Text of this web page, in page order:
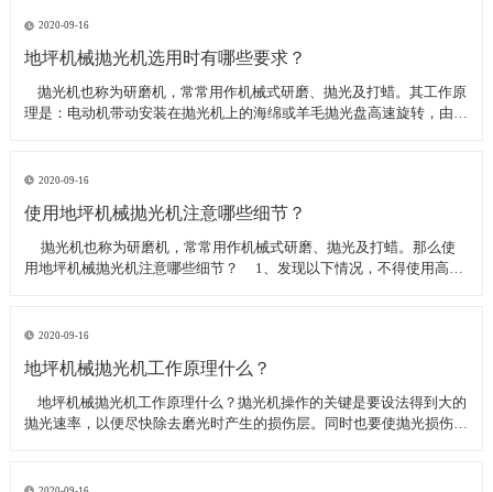
地坪工程处理的必备设
2020-09-16
地坪机械抛光机选用时有哪些要求？
​ 抛光机也称为研磨机，常常用作机械式研磨、抛光及打蜡。其工作原
理是：电动机带动安装在抛光机上的海绵或羊毛抛光盘高速旋转，由于
求？
2020-09-16
使用地坪机械抛光机注意哪些细节？
​ 抛光机也称为研磨机，常常用作机械式研磨、抛光及打蜡。那么使
用地坪机械抛光机注意哪些细节？ 1、发现以下情况，不得使用高速
2020-09-16
地坪机械抛光机工作原理什么？
​ 地坪机械抛光机工作原理什么？抛光机操作的关键是要设法得到大的
抛光速率，以便尽快除去磨光时产生的损伤层。同时也要使抛光损伤层
较深；后者要求使用最细的